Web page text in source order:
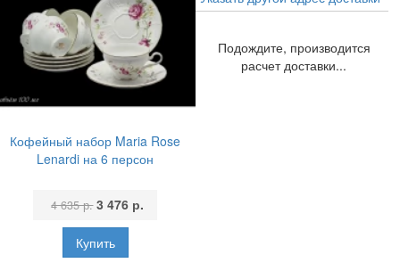
Кофейный набор Maria Rose
Lenardi на 6 персон
4 635 р. 3 476 р.
Подождите, производится
расчет доставки...